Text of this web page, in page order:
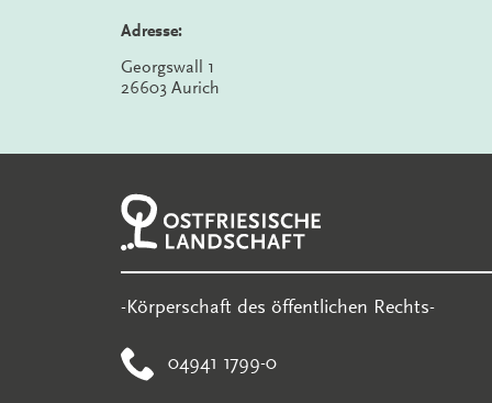
Adresse:
Georgswall 1
26603 Aurich
-Körperschaft des öffentlichen Rechts-
04941 1799-0